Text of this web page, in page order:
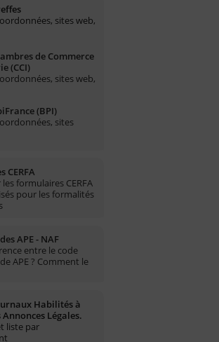
sites web,
de Commerce
(CCI)
sites web,
(BPI)
sites
CERFA
les formulaires CERFA
pour les formalités
APE - NAF
entre le code
APE ? Comment le
Habilités à
Légales.
liste par